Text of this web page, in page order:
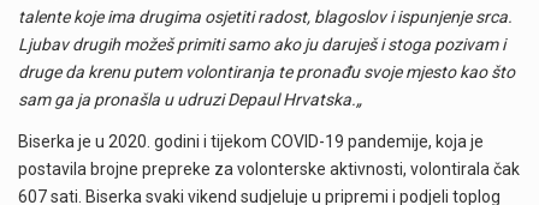
talente koje ima drugima osjetiti radost, blagoslov i ispunjenje srca.
Ljubav drugih možeš primiti samo ako ju daruješ i stoga pozivam i
druge da krenu putem volontiranja te pronađu svoje mjesto kao što
sam ga ja pronašla u udruzi Depaul Hrvatska.„
Biserka je u 2020. godini i tijekom COVID-19 pandemije, koja je
postavila brojne prepreke za volonterske aktivnosti, volontirala čak
607 sati. Biserka svaki vikend sudjeluje u pripremi i podjeli toplog